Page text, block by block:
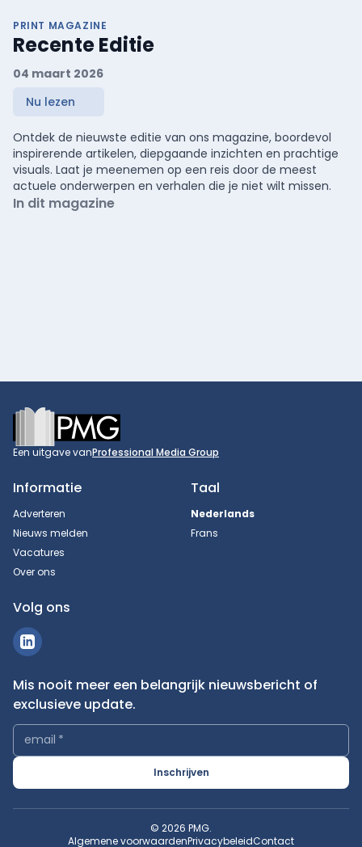
PRINT MAGAZINE
Recente Editie
04 maart 2026
Nu lezen
Ontdek de nieuwste editie van ons magazine, boordevol
inspirerende artikelen, diepgaande inzichten en prachtige
visuals. Laat je meenemen op een reis door de meest
actuele onderwerpen en verhalen die je niet wilt missen.
In dit magazine
Footer
Een uitgave vanProfessional Media Group
Informatie
Adverteren
Nieuws melden
Vacatures
Over ons
Taal
Nederlands
Frans
Volg ons
Mis nooit meer een belangrijk nieuwsbericht of
exclusieve update.
email *
Inschrijven
© 2026 PMG.
Algemene voorwaardenPrivacybeleidContact